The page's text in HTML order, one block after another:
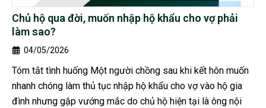
Chủ hộ qua đời, muốn nhập hộ khẩu cho vợ phải
làm sao?
04/05/2026
Tóm tắt tình huống Một người chồng sau khi kết hôn muốn
nhanh chóng làm thủ tục nhập hộ khẩu cho vợ vào hộ gia
đình nhưng gặp vướng mắc do chủ hộ hiện tại là ông nội